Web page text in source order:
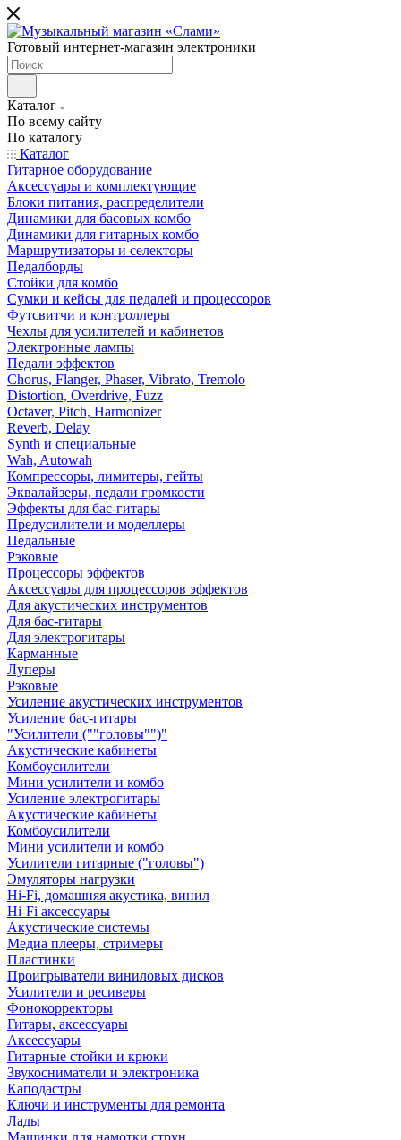
Готовый интернет-магазин электроники
Каталог
По всему сайту
По каталогу
Каталог
Гитарное оборудование
Аксессуары и комплектующие
Блоки питания, распределители
Динамики для басовых комбо
Динамики для гитарных комбо
Маршрутизаторы и селекторы
Педалборды
Стойки для комбо
Сумки и кейсы для педалей и процессоров
Футсвитчи и контроллеры
Чехлы для усилителей и кабинетов
Электронные лампы
Педали эффектов
Chorus, Flanger, Phaser, Vibrato, Tremolo
Distortion, Overdrive, Fuzz
Octaver, Pitch, Harmonizer
Reverb, Delay
Synth и специальные
Wah, Autowah
Компрессоры, лимитеры, гейты
Эквалайзеры, педали громкости
Эффекты для бас-гитары
Предусилители и моделлеры
Педальные
Рэковые
Процессоры эффектов
Аксессуары для процессоров эффектов
Для акустических инструментов
Для бас-гитары
Для электрогитары
Карманные
Луперы
Рэковые
Усиление акустических инструментов
Усиление бас-гитары
"Усилители (""головы"")"
Акустические кабинеты
Комбоусилители
Мини усилители и комбо
Усиление электрогитары
Акустические кабинеты
Комбоусилители
Мини усилители и комбо
Усилители гитарные ("головы")
Эмуляторы нагрузки
Hi-Fi, домашняя акустика, винил
Hi-Fi аксессуары
Акустические системы
Медиа плееры, стримеры
Пластинки
Проигрыватели виниловых дисков
Усилители и ресиверы
Фонокорректоры
Гитары, аксессуары
Аксессуары
Гитарные стойки и крюки
Звукосниматели и электроника
Каподастры
Ключи и инструменты для ремонта
Лады
Машинки для намотки струн